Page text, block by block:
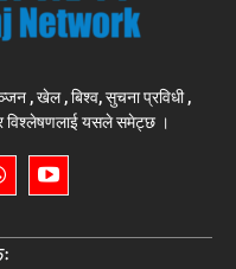
, खेल , बिश्व, सुचना प्रविधी ,
र विश्लेषणलाई यसले समेट्छ ।